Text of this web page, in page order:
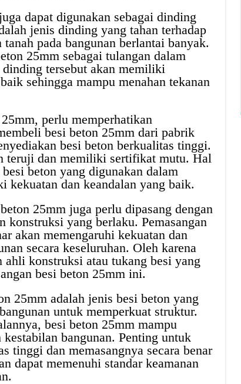
dapat digunakan sebagai dinding
jenis dinding yang tahan terhadap
pada bangunan berlantai banyak.
25mm sebagai tulangan dalam
tersebut akan memiliki
sehingga mampu menahan tekanan
perlu memperhatikan
besi beton 25mm dari pabrik
besi beton berkualitas tinggi.
teruji dan memiliki sertifikat mutu. Hal
beton yang digunakan dalam
kekuatan dan keandalan yang baik.
25mm juga perlu dipasang dengan
konstruksi yang berlaku. Pemasangan
akan memengaruhi kekuatan dan
secara keseluruhan. Oleh karena
konstruksi atau tukang besi yang
besi beton 25mm ini.
25mm adalah jenis besi beton yang
untuk memperkuat struktur.
besi beton 25mm mampu
bangunan. Penting untuk
tinggi dan memasangnya secara benar
dapat memenuhi standar keamanan